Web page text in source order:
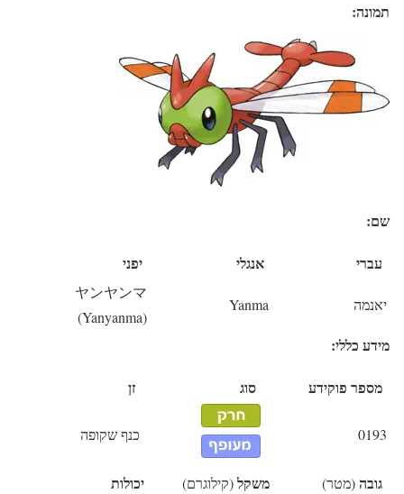
תמונה:
שם:
עברי אנגלי יפני
יאנמה Yanma
ヤンヤンマ
(Yanyanma)
מידע כללי:
מספר פוקידע סוג זן
0193 כנף שקופה
גובה(מטר) משקל(קילוגרם) יכולות